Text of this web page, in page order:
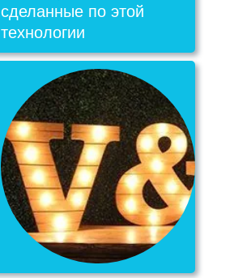
сделанные по этой
технологии